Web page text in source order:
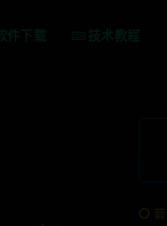
件下载 技术教程